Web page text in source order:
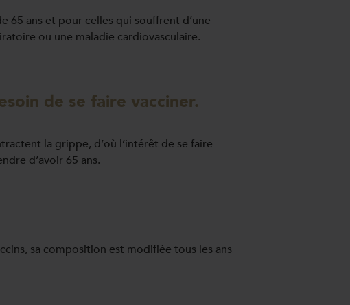
65 ans et pour celles qui souffrent d’une
ou une maladie cardiovasculaire.
de se faire vacciner.
la grippe, d’où l’intérêt de se faire
d’avoir 65 ans.
sa composition est modifiée tous les ans